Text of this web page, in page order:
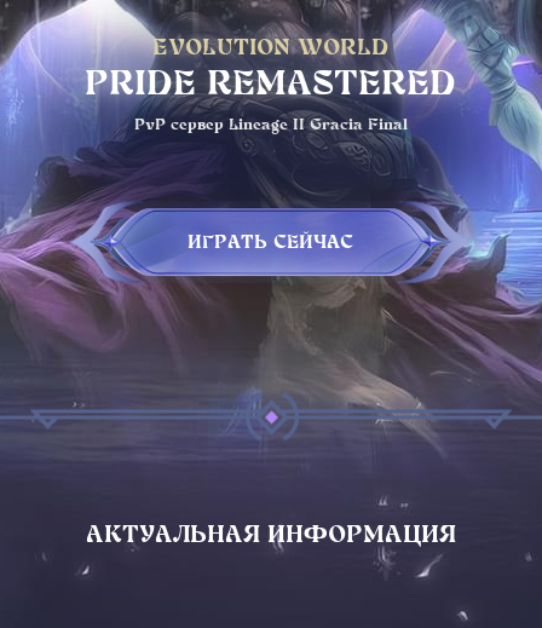
EVOLUTION WORLD
PRIDE REMASTERED
PvP сервер Lineage II Gracia Final
ИГРАТЬ СЕЙЧАС
АКТУАЛЬНАЯ ИНФОРМАЦИЯ